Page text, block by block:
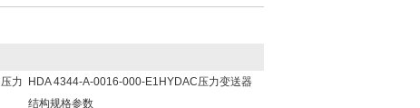
力
HDA 4344-A-0016-000-E1HYDAC压力变送器
结构规格参数